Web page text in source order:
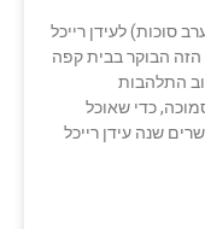
סוכות) לעידן רייכל
הזה הבוקר בבית קפה
התלהבות
כדי שאוכל
שנה עידן רייכל